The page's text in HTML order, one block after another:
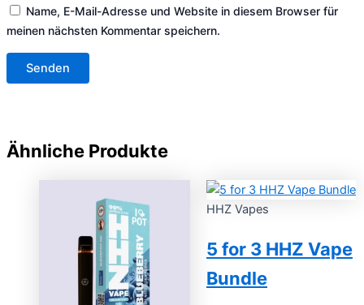
Name, E-Mail-Adresse und Website in diesem Browser für
meinen nächsten Kommentar speichern.
Ähnliche Produkte
HHZ Vapes
5 for 3 HHZ Vape
Bundle